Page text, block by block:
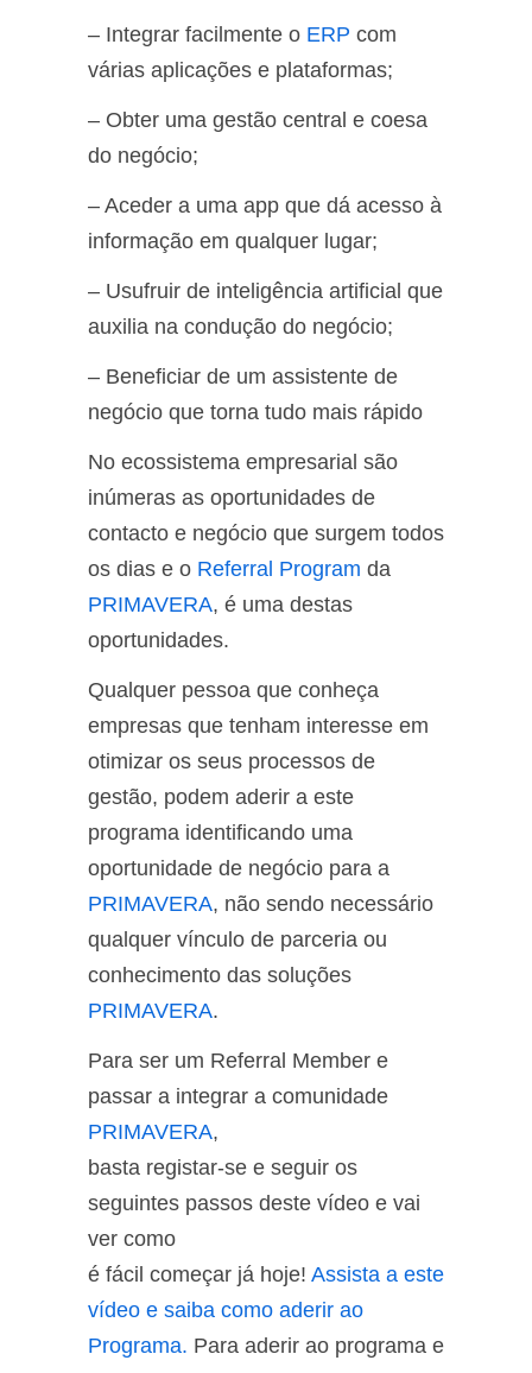
– Integrar facilmente o ERP com
várias aplicações e plataformas;
– Obter uma gestão central e coesa
do negócio;
– Aceder a uma app que dá acesso à
informação em qualquer lugar;
– Usufruir de inteligência artificial que
auxilia na condução do negócio;
– Beneficiar de um assistente de
negócio que torna tudo mais rápido
No ecossistema empresarial são
inúmeras as oportunidades de
contacto e negócio que surgem todos
os dias e o Referral Program da
PRIMAVERA, é uma destas
oportunidades.
Qualquer pessoa que conheça
empresas que tenham interesse em
otimizar os seus processos de
gestão, podem aderir a este
programa identificando uma
oportunidade de negócio para a
PRIMAVERA, não sendo necessário
qualquer vínculo de parceria ou
conhecimento das soluções
PRIMAVERA.
Para ser um Referral Member e
passar a integrar a comunidade
PRIMAVERA,
basta registar-se e seguir os
seguintes passos deste vídeo e vai
ver como
é fácil começar já hoje! Assista a este
vídeo e saiba como aderir ao
Programa. Para aderir ao programa e